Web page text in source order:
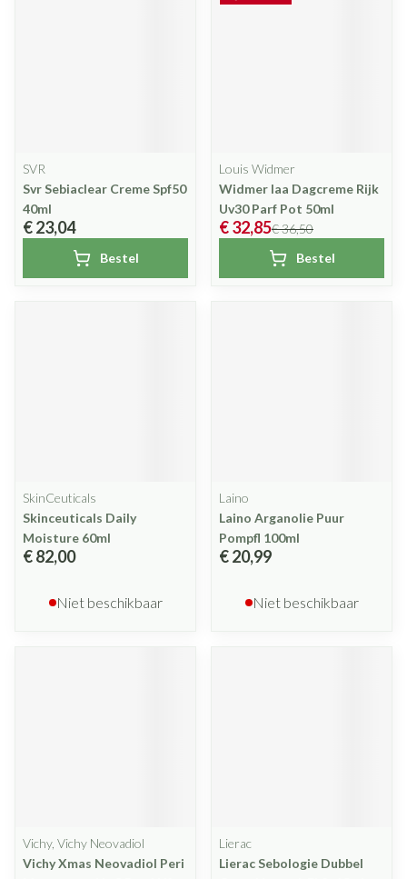
SVR
Svr Sebiaclear Creme Spf50
40ml
€ 23,04
Bestel
Louis Widmer
Widmer Iaa Dagcreme Rijk
Uv30 Parf Pot 50ml
€ 36,50
€ 32,85
Bestel
SkinCeuticals
Skinceuticals Daily
Moisture 60ml
€ 82,00
Niet beschikbaar
Laino
Laino Arganolie Puur
Pompfl 100ml
€ 20,99
Niet beschikbaar
Vichy, Vichy Neovadiol
Vichy Xmas Neovadiol Peri
Lierac
Lierac Sebologie Dubbel